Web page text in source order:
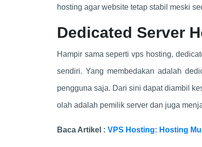
hosting agar website tetap stabil meski
Dedicated Server
Hampir sama seperti vps hosting,
sendiri. Yang membedakan adalah
pengguna saja. Dari sini dapat diambil
olah adalah pemilik server dan juga
Baca Artikel : VPS Hosting: Hosting